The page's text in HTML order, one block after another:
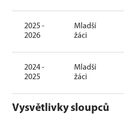
2025 -
2026
Mladší
žáci
2024 -
2025
Mladší
žáci
Vysvětlivky sloupců